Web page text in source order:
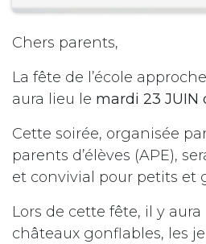
Chers parents,
La fête de l’école
aura lieu le mardi 23 JUIN
Cette soirée, organisée
parents d’élèves (APE),
et convivial pour petits et
Lors de cette fête, il y
châteaux gonflables, les